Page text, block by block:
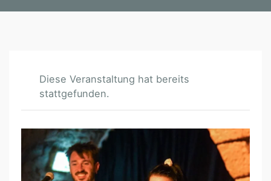
Diese Veranstaltung hat bereits
stattgefunden.